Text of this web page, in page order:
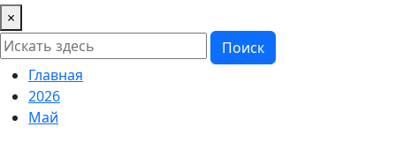
×
Поиск
Главная
2026
Май